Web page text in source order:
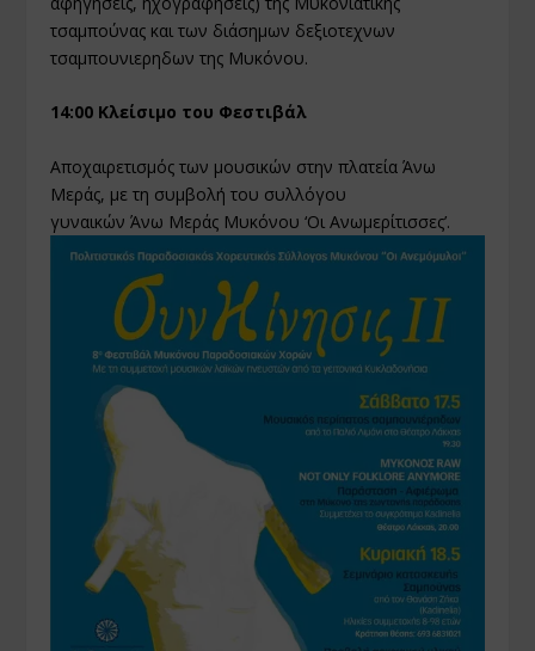
τσαμπούνας και των διάσημων δεξιοτεχνων
τσαμπουνιερηδων της Μυκόνου.
14:00 Κλείσιμο του Φεστιβάλ
Αποχαιρετισμός των μουσικών στην πλατεία Άνω
Μεράς, με τη συμβολή του συλλόγου
γυναικών Άνω Μεράς Μυκόνου ‘Οι Ανωμερίτισσες’.